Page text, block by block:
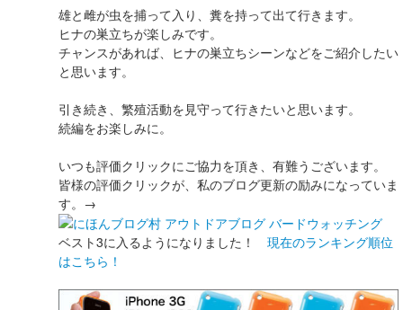
雄と雌が虫を捕って入り、糞を持って出て行きます。
ヒナの巣立ちが楽しみです。
チャンスがあれば、ヒナの巣立ちシーンなどをご紹介したい
と思います。
引き続き、繁殖活動を見守って行きたいと思います。
続編をお楽しみに。
いつも評価クリックにご協力を頂き、有難うございます。
皆様の評価クリックが、私のブログ更新の励みになっていま
す。→
ベスト3に入るようになりました！ 現在のランキング順位
はこちら！